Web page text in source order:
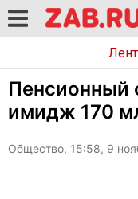
Пенсионный
имидж 170
Общество, 15:58, 9